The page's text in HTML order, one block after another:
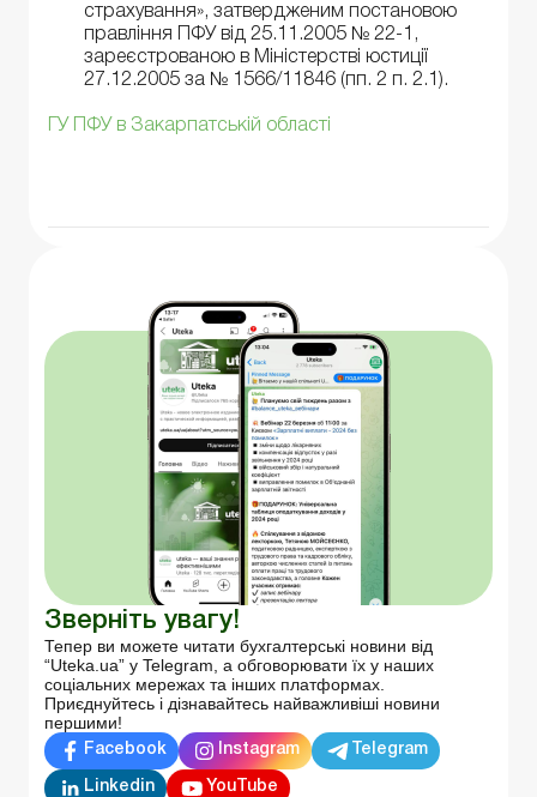
страхування», затвердженим постановою
правління ПФУ від 25.11.2005 № 22-1,
зареєстрованою в Міністерстві юстиції
27.12.2005 за № 1566/11846 (пп. 2 п. 2.1).
ГУ ПФУ в Закарпатській області
Зверніть увагу!
Тепер ви можете читати бухгалтерські новини від
“Uteka.ua” у Telegram, а обговорювати їх у наших
соціальних мережах та інших платформах.
Приєднуйтесь і дізнавайтесь найважливіші новини
першими!
Facebook Instagram Telegram
Linkedin YouTube